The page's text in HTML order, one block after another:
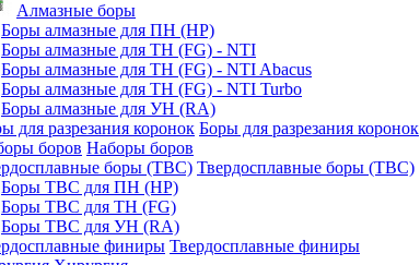
Алмазные боры
Боры алмазные для ПН (HP)
Боры алмазные для ТН (FG) - NTI
Боры алмазные для ТН (FG) - NTI Abacus
Боры алмазные для ТН (FG) - NTI Turbo
Боры алмазные для УН (RA)
Боры для разрезания коронок
Наборы боров
Твердосплавные боры (ТВС)
Боры ТВС для ПН (HP)
Боры ТВС для ТН (FG)
Боры ТВС для УН (RA)
Твердосплавные финиры